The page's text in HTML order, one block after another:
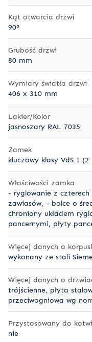
Kąt otwarcia drzwi
90°
Grubość drzwi
80 mm
Wymiary światła drzwi
406 x 310 mm
Lakier/Kolor
jasnoszary RAL 7035
Zamek
kluczowy klasy VdS I (2
Właściwości zamka
- ryglowanie z
zawiasów, - bolce o
chroniony układem
pancernymi, płyty
Więcej danych o
wykonany ze stali
Więcej danych o
trójścienne, płyta
przeciwogniowa wg
Przystosowany do
nie